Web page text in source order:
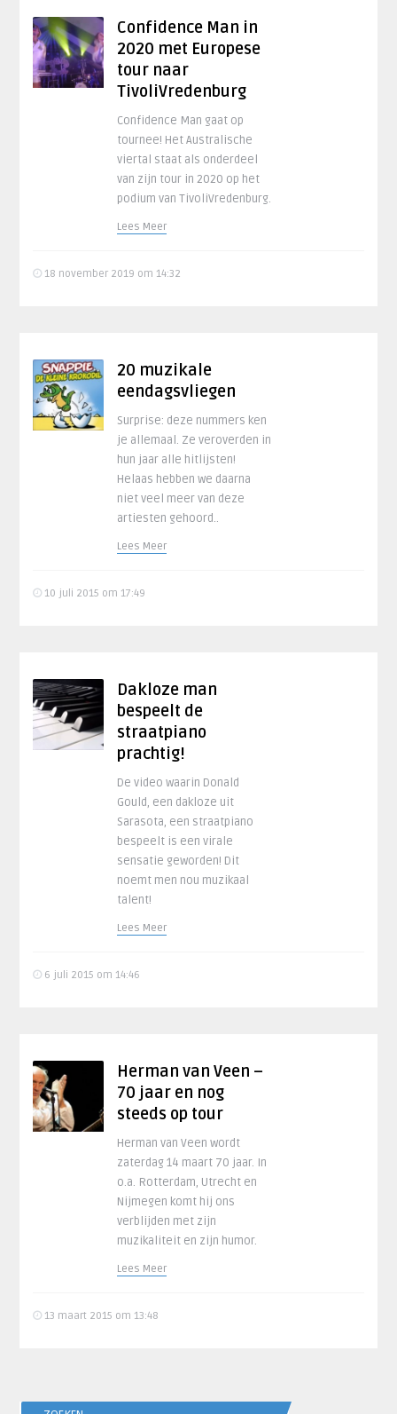
Confidence Man in
2020 met Europese
tour naar
TivoliVredenburg
Confidence Man gaat op
tournee! Het Australische
viertal staat als onderdeel
van zijn tour in 2020 op het
podium van TivoliVredenburg.
Lees Meer
18 november 2019 om 14:32
20 muzikale
eendagsvliegen
Surprise: deze nummers ken
je allemaal. Ze veroverden in
hun jaar alle hitlijsten!
Helaas hebben we daarna
niet veel meer van deze
artiesten gehoord..
Lees Meer
10 juli 2015 om 17:49
Dakloze man
bespeelt de
straatpiano
prachtig!
De video waarin Donald
Gould, een dakloze uit
Sarasota, een straatpiano
bespeelt is een virale
sensatie geworden! Dit
noemt men nou muzikaal
talent!
Lees Meer
6 juli 2015 om 14:46
Herman van Veen –
70 jaar en nog
steeds op tour
Herman van Veen wordt
zaterdag 14 maart 70 jaar. In
o.a. Rotterdam, Utrecht en
Nijmegen komt hij ons
verblijden met zijn
muzikaliteit en zijn humor.
Lees Meer
13 maart 2015 om 13:48